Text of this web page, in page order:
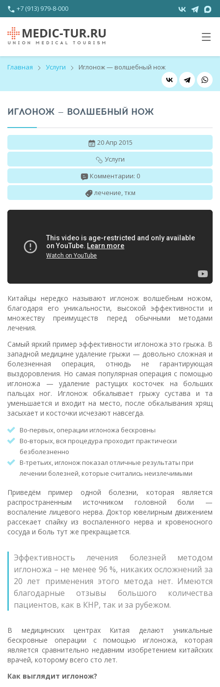
+7 (913) 979-8-000
Главная Услуги Иглонож — волшебный нож
ИГЛОНОЖ — ВОЛШЕБНЫЙ НОЖ
20 Апр 2015
Услуги
Комментарии: 0
лечение,ткм
Китайцы нередко называют иглонож волшебным ножом,
благодаря его уникальности, высокой эффективности и
множеству преимуществ перед обычными методами
лечения.
Самый яркий пример эффективности иглоножа это грыжа. В
западной медицине удаление грыжи — довольно сложная и
болезненная операция, отнюдь не гарантирующая
выздоровления. Но самая популярная операция с помощью
иглоножа — удаление растущих косточек на больших
пальцах ног. Иглонож обкалывает грыжу сустава и та
уменьшается и входит на место, после обкалывания хрящ
засыхает и косточки исчезают навсегда.
Во-первых, операции иглоножа бескровны
Во-вторых, вся процедура проходит практически
безболезненно
В-третьих, иглонож показал отличные результаты при
лечении болезней, которые считались неизлечимыми
Приведём пример одной болезни, которая является
распространенным источником головной боли —
воспаление лицевого нерва. Доктор ювелирным движением
рассекает спайку из воспаленного нерва и кровеносного
сосуда и боль тут же прекращается.
Эффективность лечения болезней методом
иглоножа – не менее 96 %, никаких осложнений за
20 лет применения этого метода нет. Имеются
благодарные отзывы большого количества
пациентов, как в КНР, так и за рубежом.
В медицинских центрах Китая делают уникальные
бескровные операции с помощью иглоножа, которая
является сравнительно недавним изобретением китайских
врачей, которому всего сто лет.
Как выглядит иглонож?